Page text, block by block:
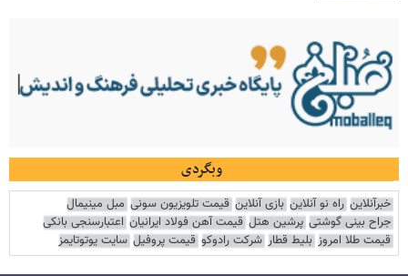
وبگردی
خبرآنلاین راه نو آنلاین بازی آنلاین قیمت تلویزیون سونی مبل مینیمال
جراح بینی گوشتی پرشین هتل قیمت آهن فولاد ایرانیان اعتبارسنجی بانکی
قیمت طلا امروز بلیط قطار شرکت رادوکو قیمت پروفیل سایت یوتوتایمز